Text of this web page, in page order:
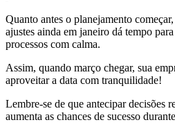
Quanto antes o planejamento
ajustes ainda em janeiro dá tempo
processos com calma.
Assim, quando março chegar, sua
aproveitar a data com tranquilidade!
Lembre-se de que antecipar decisões
aumenta as chances de sucesso